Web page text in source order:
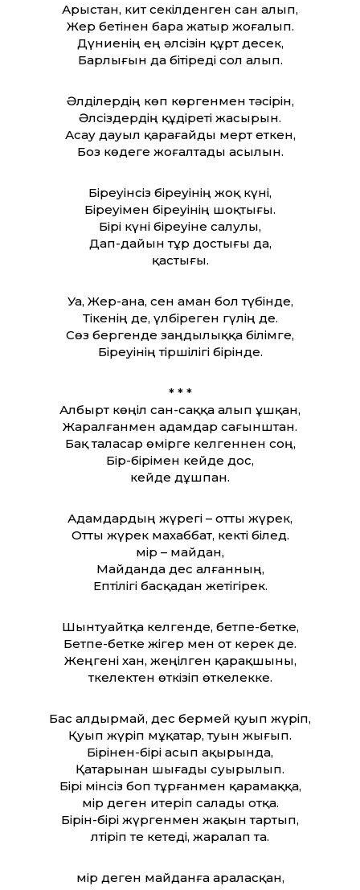
Арыстан, кит секілденген сан алып,
Жер бетінен бара жатыр жоғалып.
Дүниенің ең әлсізін құрт десек,
Барлығын да бітіреді сол алып.
Әлділердің көп көргенмен тәсірін,
Әлсіздердің құдіреті жасырын.
Асау дауыл қарағайды мерт еткен,
Боз көдеге жоғалтады асылын.
Біреуінсіз біреуінің жоқ күні,
Біреуімен біреуінің шоқтығы.
Бірі күні біреуіне салулы,
Дап-дайын тұр достығы да,
қастығы.
Уа, Жер-ана, сен аман бол түбінде,
Тікенің де, үлбіреген гүлің де.
Сөз бергенде заңдылыққа білімге,
Біреуінің тіршілігі бірінде.
* * *
Албырт көңіл сан-саққа алып ұшқан,
Жаралғанмен адамдар сағынштан.
Бақ таласар өмірге келгеннен соң,
Бір-бірімен кейде дос,
кейде дұшпан.
Адамдардың жүрегі – от­ты жүрек,
От­ты жүрек махаббат, кекті білед.
Өмір – майдан,
Майданда дес алғанның,
Ептілігі басқадан жетігірек.
Шынтуайт­қа келгенде, бетпе-бетке,
Бетпе-бетке жігер мен от керек де.
Жеңгені хан, жеңілген қарақшыны,
Өткелектен өткізіп өткелекке.
Бас алдырмай, дес бермей қуып жүріп,
Қуып жүріп мұқатар, туын жығып.
Бірінен-бірі асып ақырында,
Қатарынан шығады суырылып.
Бірі мінсіз боп тұрғанмен қарамаққа,
Өмір деген итеріп салады отқа.
Бірін-бірі жүргенмен жақын тартып,
Өлтіріп те кетеді, жаралап та.
Өмір деген майданға араласқан,